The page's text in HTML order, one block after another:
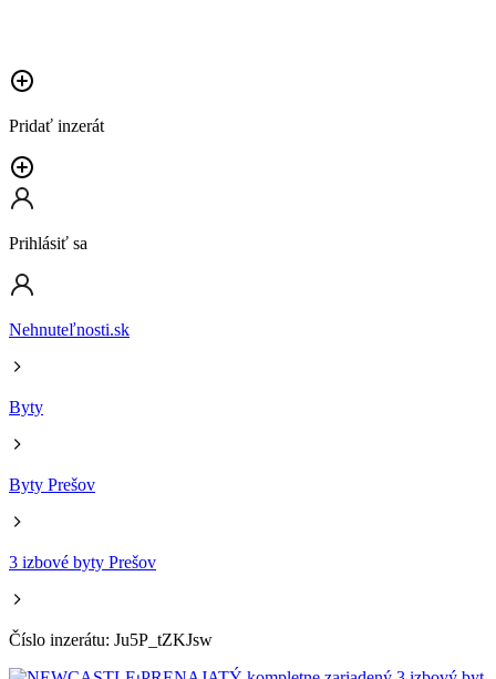
Pridať inzerát
Prihlásiť sa
Nehnuteľnosti.sk
Byty
Byty Prešov
3 izbové byty Prešov
Číslo inzerátu: Ju5P_tZKJsw